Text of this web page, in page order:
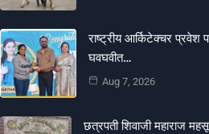
राष्ट्रीय आर्किटेक्चर प्रवेश
घवघवीत…
Aug 7, 2026
छत्रपती शिवाजी महाराज